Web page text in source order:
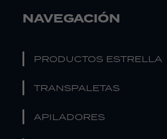
NAVEGACIÓN
PRODUCTOS ESTRELLA
TRANSPALETAS
APILADORES